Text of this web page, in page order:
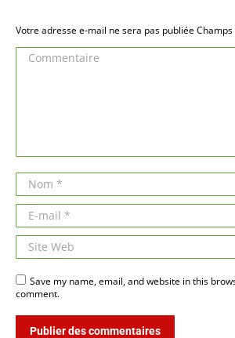
Votre adresse e-mail ne sera pas publiée
Commentaire
Nom *
E-mail *
Site Web
Save my name, email, and website in this
comment.
Publier des commentaires